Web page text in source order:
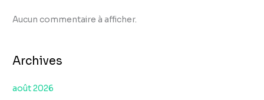
Aucun commentaire à afficher.
Archives
août 2026